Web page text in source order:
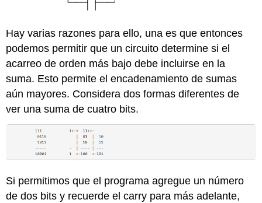
Hay varias razones para ello, una es que entonces
podemos permitir que un circuito determine si el
acarreo de orden más bajo debe incluirse en la
suma. Esto permite el encadenamiento de sumas
aún mayores. Considera dos formas diferentes de
ver una suma de cuatro bits.
Si permitimos que el programa agregue un número
de dos bits y recuerde el carry para más adelante,